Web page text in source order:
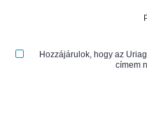
Hozzájárulok, hogy az
címem